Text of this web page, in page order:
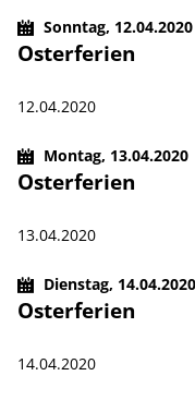
Sonntag, 12.04.2020
Osterferien
12.04.2020
Montag, 13.04.2020
Osterferien
13.04.2020
Dienstag, 14.04.2020
Osterferien
14.04.2020